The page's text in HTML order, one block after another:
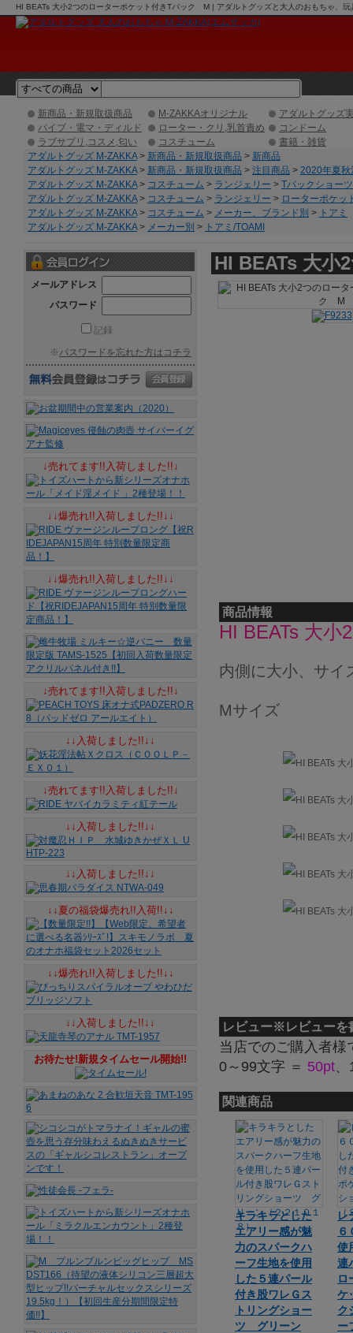
HI BEATs 大小2つのローターポケット付きTバック M | アダルトグッズと大人のおもちゃ、
新商品・新規取扱商品 M-ZAKKAオリジナル
アダルトグッズ
バイブ・電マ・ディルド
ローター・クリ,乳首責め
コンドーム
ラブサプリ,コスメ,匂い
コスチューム
書籍・雑貨
アダルトグッズ M-ZAKKA> 新商品・新規取扱商品 > 新商品
アダルトグッズ M-ZAKKA> 新商品・新規取扱商品 > 注目商品 > 2020年夏秋
アダルトグッズ M-ZAKKA> コスチューム > ランジェリー > Tバックショーツ
アダルトグッズ M-ZAKKA> コスチューム > ランジェリー > ローターポケッ
アダルトグッズ M-ZAKKA> コスチューム > メーカー、ブランド別 > トアミ
アダルトグッズ M-ZAKKA> メーカー別 > トアミ/TOAMI
HI BEATs 大
商品情報
HI BEATs 大
内側に大小、サイ
Mサイズ
レビュー※レビューを
当店でのご購入者
0～99文字 ＝ 50pt
関連商品
キラキラとした
エアリー感が魅
力のスパークハ
ーフ生地を使用
した５連パール
付き股ワレＧス
トリングショー
ツ グリーン
レ
６
使
連
ロ
ケ
ク
ー
メールアドレス
パスワード
記録
※パスワードを忘れた方はコチラ
↓売れてます!!入荷しました!!↓
↓↓爆売れ!!入荷しました!!↓↓
↓↓爆売れ!!入荷しました!!↓↓
↓売れてます!!入荷しました!!↓
↓↓入荷しました!!↓↓
↓売れてます!!入荷しました!!↓
↓↓入荷しました!!↓↓
↓↓入荷しました!!↓↓
↓↓夏の福袋爆売れ!!入荷!!↓↓
↓↓爆売れ!!入荷しました!!↓↓
↓↓入荷しました!!↓↓
お待たせ!新規タイムセール開始!!